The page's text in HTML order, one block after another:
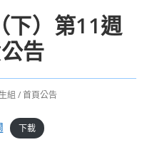
下）第11週
告
組 / 首頁公告
下載